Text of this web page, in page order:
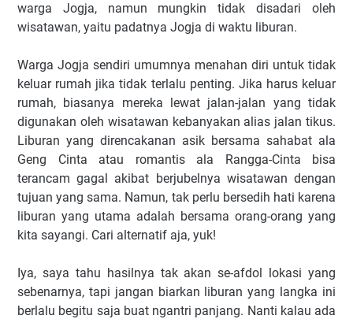
warga Jogja, namun mungkin tidak disadari oleh
wisatawan, yaitu padatnya Jogja di waktu liburan.
Warga Jogja sendiri umumnya menahan diri untuk tidak
keluar rumah jika tidak terlalu penting. Jika harus keluar
rumah, biasanya mereka lewat jalan-jalan yang tidak
digunakan oleh wisatawan kebanyakan alias jalan tikus.
Liburan yang direncakanan asik bersama sahabat ala
Geng Cinta atau romantis ala Rangga-Cinta bisa
terancam gagal akibat berjubelnya wisatawan dengan
tujuan yang sama. Namun, tak perlu bersedih hati karena
liburan yang utama adalah bersama orang-orang yang
kita sayangi. Cari alternatif aja, yuk!
Iya, saya tahu hasilnya tak akan se-afdol lokasi yang
sebenarnya, tapi jangan biarkan liburan yang langka ini
berlalu begitu saja buat ngantri panjang. Nanti kalau ada